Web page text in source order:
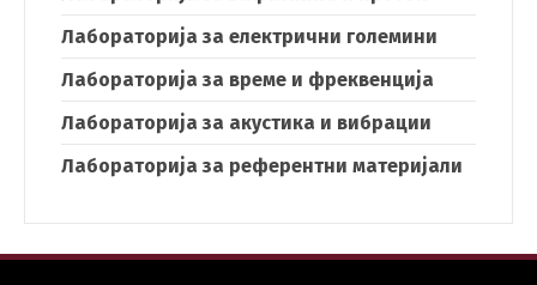
Лабораторија за електрични големини
Лабораторија за време и фреквенција
Лабораторија за акустика и вибрации
Лабораторија за референтни материјали